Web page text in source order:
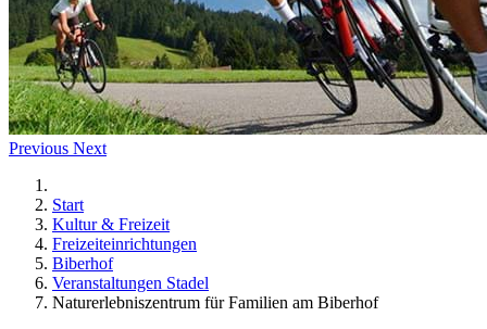
Previous Next
Start
Kultur & Freizeit
Freizeiteinrichtungen
Biberhof
Veranstaltungen Stadel
Naturerlebniszentrum für Familien am Biberhof